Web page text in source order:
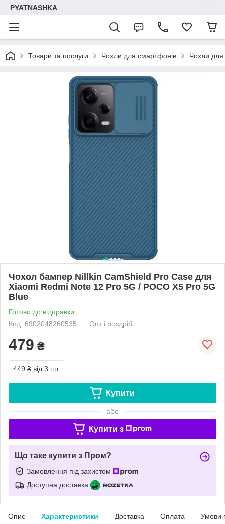
PYATNASHKA
Товари та послуги Чохли для смартфонів Чохли
Чохол бампер Nillkin CamShield Pro Case для
Xiaomi Redmi Note 12 Pro 5G / POCO X5 Pro 5G
Blue
Готово до відправки
Код: 6902048260535
Опт і роздріб
479 ₴
449 ₴ від 3 шт.
Купити
або
Купити з
Що таке купити з Пром?
Замовлення під захистом
Доступна доставка
Опис Характеристики Доставка Оплата Умови